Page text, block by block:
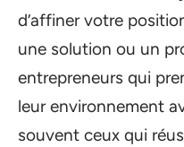
d’affiner votre
une solution ou un
entrepreneurs qui
leur environnement
souvent ceux qui